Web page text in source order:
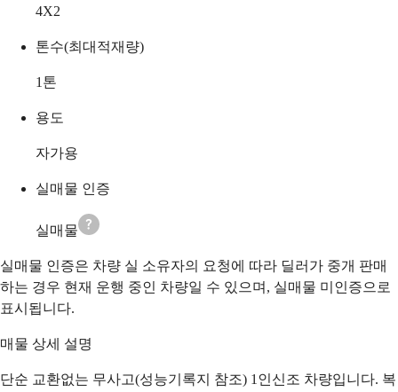
4X2
톤수(최대적재량)
1 톤
용도
자가용
실매물 인증
실매물
실매물 인증은 차량 실 소유자의 요청에 따라 딜러가 중개 판매
하는 경우 현재 운행 중인 차량일 수 있으며, 실매물 미인증으로
표시됩니다.
매물 상세 설명
단순 교환없는 무사고(성능기록지 참조) 1인신조 차량입니다. 복